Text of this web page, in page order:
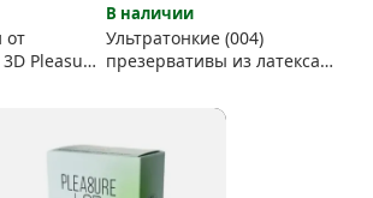
от
Pleasure
В наличии
Ультратонкие (004)
презервативы из латекса